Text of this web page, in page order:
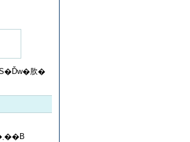
�ȃl�X�g�N���X�̐錾����n�܂��Ă��܂��B